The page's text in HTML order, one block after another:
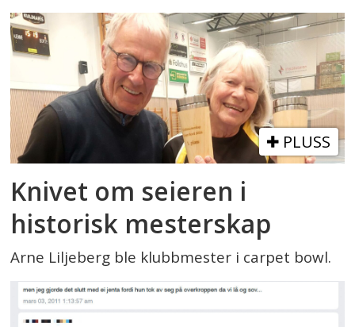
PLUSS
Knivet om seieren i
historisk mesterskap
Arne Liljeberg ble klubbmester i carpet bowl.